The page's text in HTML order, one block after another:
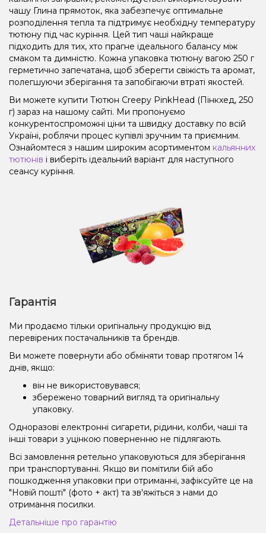
чашу Глина прямоток, яка забезпечує оптимальне
розподілення тепла та підтримує необхідну температуру
тютюну під час куріння. Цей тип чаші найкраще
підходить для тих, хто прагне ідеального балансу між
смаком та димністю. Кожна упаковка тютюну вагою 250 г
герметично запечатана, щоб зберегти свіжість та аромат,
полегшуючи зберігання та запобігаючи втраті якостей.
Ви можете купити Тютюн Creepy PinkHead (Пінкхед, 250
г) зараз на нашому сайті. Ми пропонуємо
конкурентоспроможні ціни та швидку доставку по всій
Україні, роблячи процес купівлі зручним та приємним.
Ознайомтеся з нашим широким асортиментом кальянних
тютюнів і виберіть ідеальний варіант для наступного
сеансу куріння.
Гарантія
Ми продаємо тільки оригінальну продукцію від
перевірених постачальників та брендів.
Ви можете повернути або обміняти товар протягом 14
днів, якщо:
він не використовувався;
збережено товарний вигляд та оригінальну
упаковку.
Одноразові електронні сигарети, рідини, колби, чаші та
інші товари з уцінкою поверненню не підлягають.
Всі замовлення ретельно упаковуються для зберігання
при транспортуванні. Якщо ви помітили бій або
пошкодження упаковки при отриманні, зафіксуйте це на
"Новій пошті" (фото + акт) та зв'яжіться з нами до
отримання посилки.
Детальніше про гарантію